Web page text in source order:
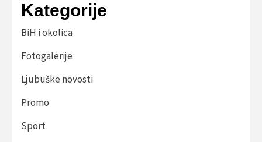
Kategorije
BiH i okolica
Fotogalerije
Ljubuške novosti
Promo
Sport